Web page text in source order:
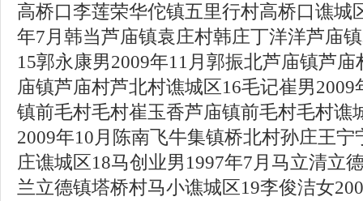
高桥口李莲荣华佗镇五里行村高桥口谯城
年7月韩当芦庙镇袁庄村韩庄丁洋洋芦庙
15郭永康男2009年11月郭振北芦庙镇芦
庙镇芦庙村芦北村谯城区16毛记崔男2009
镇前毛村毛村崔玉香芦庙镇前毛村毛村谯
2009年10月陈南飞牛集镇桥北村孙庄王
庄谯城区18马创业男1997年7月马立清立
兰立德镇塔桥村马小谯城区19李俊洁女